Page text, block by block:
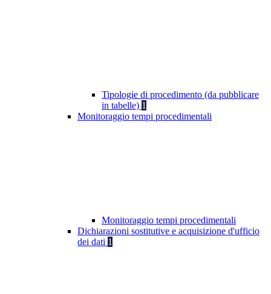
Tipologie di procedimento (da pubblicare
in tabelle) 1
Monitoraggio tempi procedimentali
Monitoraggio tempi procedimentali
Dichiarazioni sostitutive e acquisizione d'ufficio
dei dati 1